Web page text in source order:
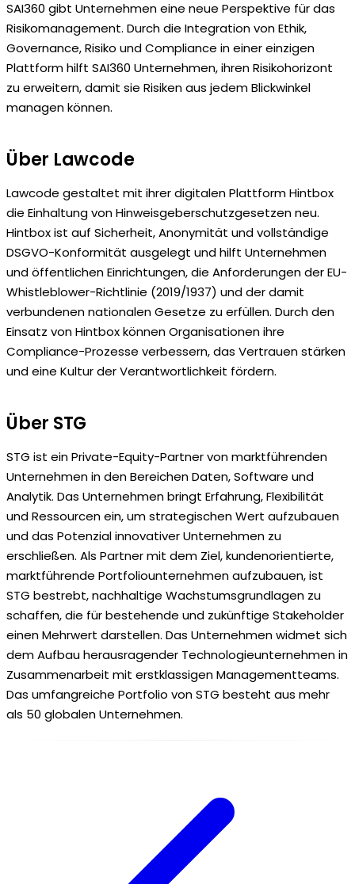
SAI360 gibt Unternehmen eine neue Perspektive für das
Risikomanagement. Durch die Integration von Ethik,
Governance, Risiko und Compliance in einer einzigen
Plattform hilft SAI360 Unternehmen, ihren Risikohorizont
zu erweitern, damit sie Risiken aus jedem Blickwinkel
managen können.
Über Lawcode
Lawcode gestaltet mit ihrer digitalen Plattform Hintbox
die Einhaltung von Hinweisgeberschutzgesetzen neu.
Hintbox ist auf Sicherheit, Anonymität und vollständige
DSGVO-Konformität ausgelegt und hilft Unternehmen
und öffentlichen Einrichtungen, die Anforderungen der EU-
Whistleblower-Richtlinie (2019/1937) und der damit
verbundenen nationalen Gesetze zu erfüllen. Durch den
Einsatz von Hintbox können Organisationen ihre
Compliance-Prozesse verbessern, das Vertrauen stärken
und eine Kultur der Verantwortlichkeit fördern.
Über STG
STG ist ein Private-Equity-Partner von marktführenden
Unternehmen in den Bereichen Daten, Software und
Analytik. Das Unternehmen bringt Erfahrung, Flexibilität
und Ressourcen ein, um strategischen Wert aufzubauen
und das Potenzial innovativer Unternehmen zu
erschließen. Als Partner mit dem Ziel, kundenorientierte,
marktführende Portfoliounternehmen aufzubauen, ist
STG bestrebt, nachhaltige Wachstumsgrundlagen zu
schaffen, die für bestehende und zukünftige Stakeholder
einen Mehrwert darstellen. Das Unternehmen widmet sich
dem Aufbau herausragender Technologieunternehmen in
Zusammenarbeit mit erstklassigen Managementteams.
Das umfangreiche Portfolio von STG besteht aus mehr
als 50 globalen Unternehmen.